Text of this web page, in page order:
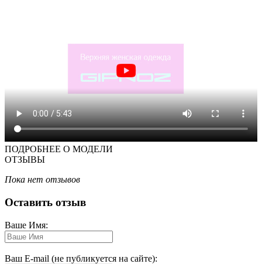
ПОДРОБНЕЕ О МОДЕЛИ
ОТЗЫВЫ
Пока нет отзывов
Оставить отзыв
Ваше Имя:
Ваш E-mail (не публикуется на сайте):